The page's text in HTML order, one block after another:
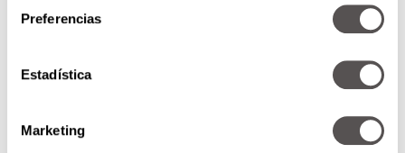
Preferencias
Estadística
MarketingTu pastillero está echando a